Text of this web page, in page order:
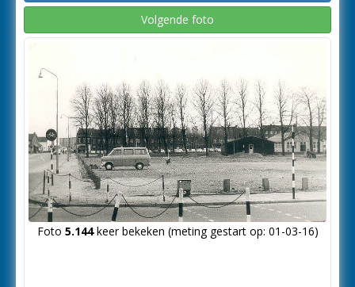
Volgende foto
Foto 5.144keer bekeken (meting gestart op: 01-03-16)